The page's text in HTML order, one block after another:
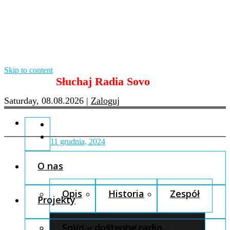
Skip to content
Słuchaj Radia Sovo
Saturday, 08.08.2026 | Zaloguj
O nas
Opis Historia Zespół
Fundacja Pro Cultura
Projekty
SoVo – dostępne radio
11 grudnia, 2024